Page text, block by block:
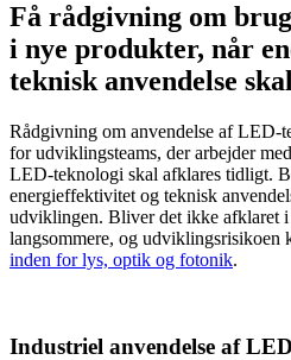
Få rådgivning om
i nye produkter, når
teknisk anvendelse
Rådgivning om anvendelse af LED-
for udviklingsteams, der arbejder
LED-teknologi skal afklares tidligt.
energieffektivitet og teknisk
udviklingen. Bliver det ikke afklaret
langsommere, og udviklingsrisikoen
inden for lys, optik og fotonik.
Industriel anvendelse af LED